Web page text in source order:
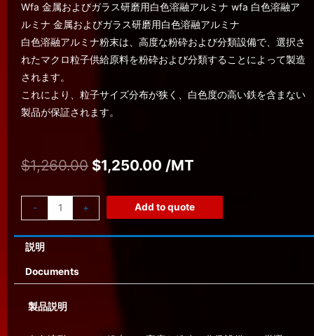
Wfa 金属およびガラス研磨用白色溶融アルミナ wfa 白色溶融ア
ルミナ 金属およびガラス研磨用白色溶融アルミナ
白色溶融アルミナ粉末は、高度な粉砕および分類設備で、選択さ
れたマクロ粒子供給原料を粉砕および分類することによって製造
されます。
これにより、粒子サイズ分布が狭く、白色度の高い鉄を含まない
製品が保証されます。
$1,260.00 $1,250.00 /MT
- + Add to quote
説明
Documents
製品説明